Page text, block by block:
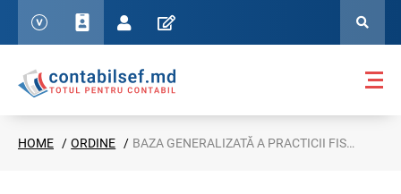
HOME ORDINE BAZA GENERALIZATĂ A PRACTICII FISCALE ORDINUL SFS NR. 225 DIN 05.05.2021